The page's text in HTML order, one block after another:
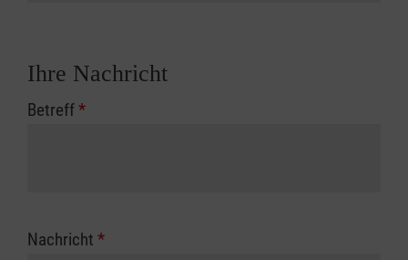
Ihre Nachricht
Betreff*
Nachricht *